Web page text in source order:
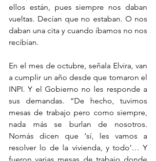
ellos están, pues siempre nos daban
vueltas. Decían que no estaban. O nos
daban una cita y cuando íbamos no nos
recibían.
En el mes de octubre, señala Elvira, van
a cumplir un año desde que tomaron el
INPI. Y el Gobierno no les responde a
sus demandas. “De hecho, tuvimos
mesas de trabajo pero como siempre,
nada más se burlan de nosotros.
Nomás dicen que ‘sí, les vamos a
resolver lo de la vivienda, y todo’… Y